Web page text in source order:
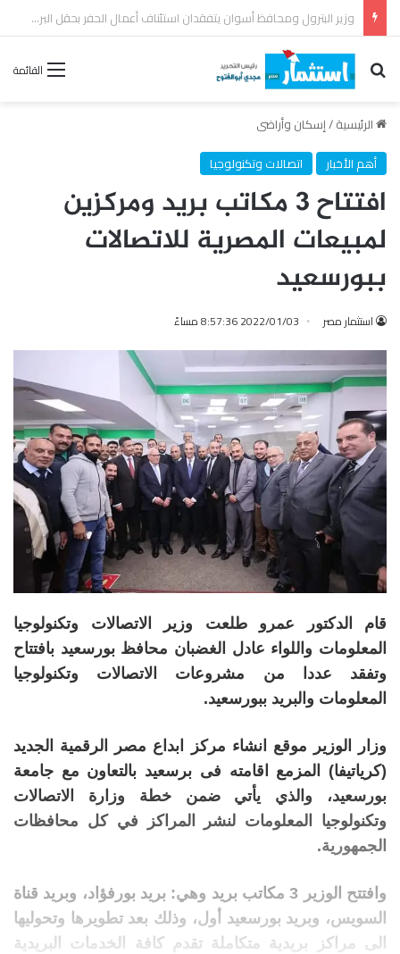
رئيس القابضة للبتروكيماويات يتفقد مصنع ووتك لإنتاج الواح MDF الخشبية من قش الأرز
القائمة بحث عن
الرئيسية/إسكان وأراضى
أهم الأخبار
اتصالات وتكنولوجيا
افتتاح 3 مكاتب بريد ومركزين
لمبيعات المصرية للاتصالات
ببورسعيد
استثمار مصر 2022/01/03 8:57:36 مساءً
قام الدكتور عمرو طلعت وزير الاتصالات وتكنولوجيا
المعلومات واللواء عادل الغضبان محافظ بورسعيد بافتتاح
وتفقد عددا من مشروعات الاتصالات وتكنولوجيا
المعلومات والبريد ببورسعيد.
وزار الوزير موقع انشاء مركز ابداع مصر الرقمية الجديد
(كرياتيفا) المزمع اقامته فى برسعيد بالتعاون مع جامعة
بورسعيد، والذي يأتي ضمن خطة وزارة الاتصالات
وتكنولوجيا المعلومات لنشر المراكز في كل محافظات
الجمهورية.
وافتتح الوزير 3 مكاتب بريد وهي: بريد بورفؤاد، وبريد قناة
السويس، وبريد بورسعيد أول، وذلك بعد تطويرها وتحوليها
الى مراكز بريدية متكاملة تقدم كافة الخدمات البريدية